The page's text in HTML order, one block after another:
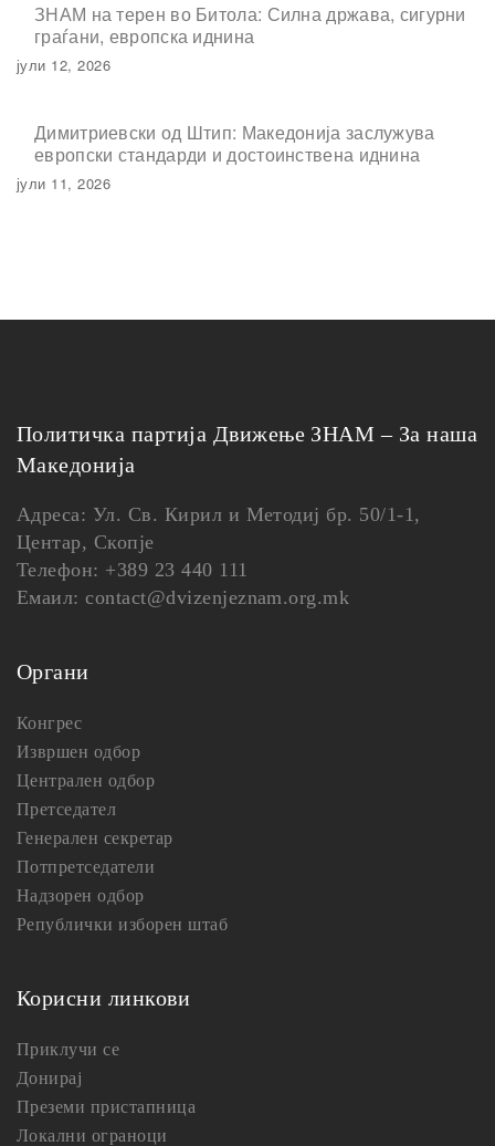
ЗНАМ на терен во Битола: Силна држава, сигурни
граѓани, европска иднина
јули 12, 2026
Димитриевски од Штип: Македонија заслужува
европски стандарди и достоинствена иднина
јули 11, 2026
Политичка партија Движење ЗНАМ – За наша
Македонија
Адреса: Ул. Св. Кирил и Методиј бр. 50/1-1,
Центар, Скопје
Телефон: +389 23 440 111
Емаил: contact@dvizenjeznam.org.mk
Органи
Конгрес
Извршен одбор
Централен одбор
Претседател
Генерален секретар
Потпретседатели
Надзорен одбор
Републички изборен штаб
Корисни линкови
Приклучи се
Донирај
Преземи пристапница
Локални ограноци